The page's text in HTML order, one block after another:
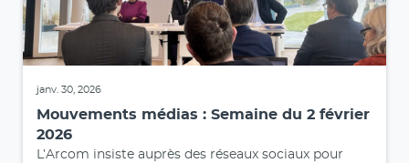
janv. 30, 2026
Mouvements médias : Semaine du 2 février
2026
L’Arcom insiste auprès des réseaux sociaux pour